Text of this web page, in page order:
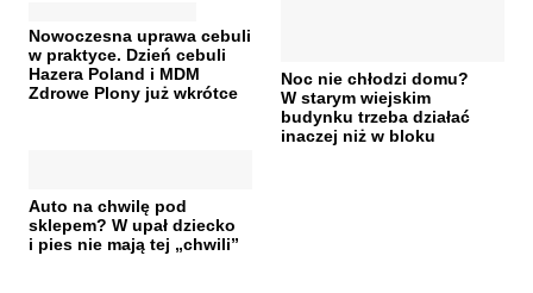
Nowoczesna uprawa cebuli
w praktyce. Dzień cebuli
Hazera Poland i MDM
Zdrowe Plony już wkrótce
Noc nie chłodzi domu?
W starym wiejskim
budynku trzeba działać
inaczej niż w bloku
Auto na chwilę pod
sklepem? W upał dziecko
i pies nie mają tej „chwili”